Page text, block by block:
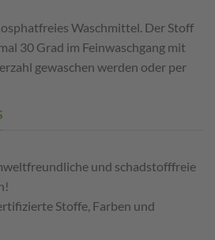
Waschmittel. Der Stoff
30 Grad im Feinwaschgang mit
gewaschen werden oder per
und schadstofffreie
Stoffe, Farben und